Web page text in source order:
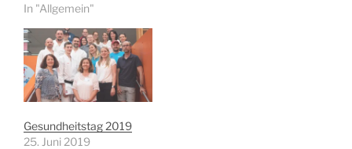
In "Allgemein"
Gesundheitstag 2019
25. Juni 2019